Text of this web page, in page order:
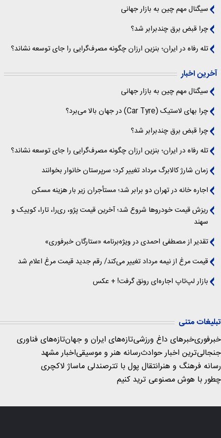
سیگنال‌ مهم چین به بازار جهانی
چرا قبض برق چندبرابر شد؟
تله رفاه در ایران؛ بنزین ارزان چگونه مصرف‌گرایی را جای توسعه نشاند؟
آخرین اخبار
سیگنال‌ مهم چین به بازار جهانی
چرا بهای لاستیک (Car Tyre) در جهان بالا می‌برد؟
چرا قبض برق چندبرابر شد؟
تله رفاه در ایران؛ بنزین ارزان چگونه مصرف‌گرایی را جای توسعه نشاند؟
زمان شارژ کالابرگ مرداد تغییر کرد؛ سرپرستان خانوار بخوانند
اجاره خانه در تهران دو برابر شد؛ مستأجران زیر بار هزینه مسکن
ریزش قیمت خودروها شروع شد؛ آخرین قیمت پژو، ری‌را، تارا، کوییک و
سهند
تقدیر از مصطفی احمدی در ویژه‌برنامه «ستارگان خبرفوری»
قیمت مرغ از نیمه مرداد تغییر می‌کند/ رقم جدید قیمت مرغ اعلام شد
بازار لپ‌تاپ اجاره‌ای رونق گرفت! + عکس
تبلیغات متنی
خبرفوریخبرهای داغ ورزشیتازه‌های ایران و جهانتازه‌های فناوری
جنجالی‌ترین اخبار حوادثرسانه هنر و موسیقیاخبار مشهد
رسانه فرهنگ و هنرانتقال پول با تترصندلی ماساژ لاکچری
چطور با هوش مصنوعی ترید کنیم